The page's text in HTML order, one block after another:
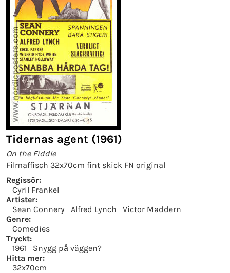
Tidernas agent (1961)
On the Fiddle
Filmaffisch 32x70cm fint skick FN original
Regissör:
Cyril Frankel
Artister:
Sean Connery
Alfred Lynch
Victor Maddern
Genre:
Comedies
Tryckt:
1961
Snygg på väggen?
Hitta mer:
32x70cm